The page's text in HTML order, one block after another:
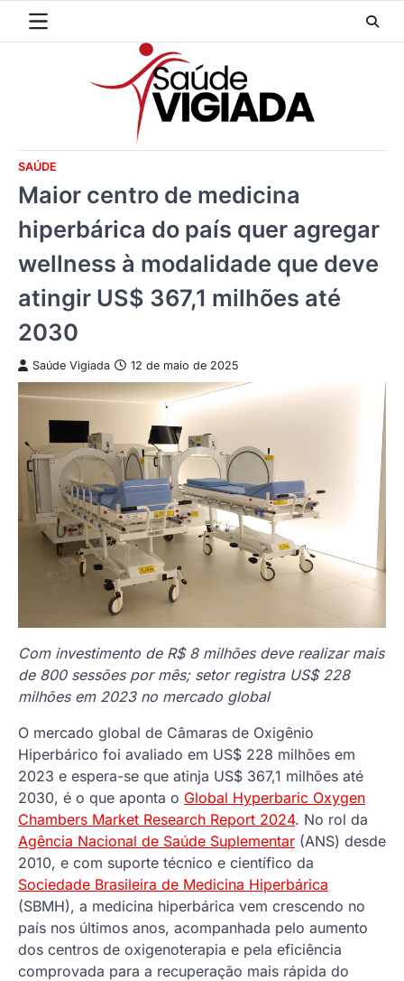
SAÚDE
Maior centro de medicina
hiperbárica do país quer agregar
wellness à modalidade que deve
atingir US$ 367,1 milhões até
2030
Saúde Vigiada 12 de maio de 2025
Com investimento de R$ 8 milhões deve realizar mais
de 800 sessões por mês; setor registra US$ 228
milhões em 2023 no mercado global
O mercado global de Câmaras de Oxigênio
Hiperbárico foi avaliado em US$ 228 milhões em
2023 e espera-se que atinja US$ 367,1 milhões até
2030, é o que aponta o Global Hyperbaric Oxygen
Chambers Market Research Report 2024. No rol da
Agência Nacional de Saúde Suplementar (ANS) desde
2010, e com suporte técnico e científico da
Sociedade Brasileira de Medicina Hiperbárica
(SBMH), a medicina hiperbárica vem crescendo no
país nos últimos anos, acompanhada pelo aumento
dos centros de oxigenoterapia e pela eficiência
comprovada para a recuperação mais rápida do